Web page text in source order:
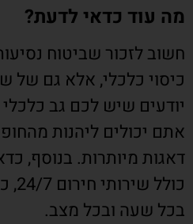
מה עוד כדאי לדעת?
חשוב לזכור שביטוח
כיסוי כלכלי, אלא גם
יודעים שיש לכם גב
אתם יכולים ליהנות
דאגות מיותרות. בנוסף,
בכל שעה ובכל מצב.